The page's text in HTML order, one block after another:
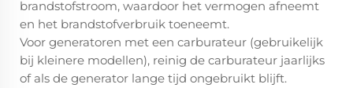
brandstofstroom, waardoor het vermogen afneemt
en het brandstofverbruik toeneemt.
Voor generatoren met een carburateur (gebruikelijk
bij kleinere modellen), reinig de carburateur jaarlijks
of als de generator lange tijd ongebruikt blijft.